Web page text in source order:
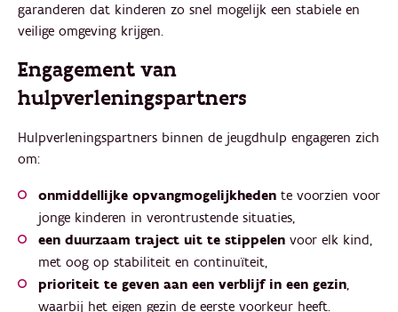
garanderen dat kinderen zo snel mogelijk een stabiele en
veilige omgeving krijgen.
Engagement van
hulpverleningspartners
Hulpverleningspartners binnen de jeugdhulp engageren zich
om:
onmiddellijke opvangmogelijkheden te voorzien voor
jonge kinderen in verontrustende situaties,
een duurzaam traject uit te stippelen voor elk kind,
met oog op stabiliteit en continuïteit,
prioriteit te geven aan een verblijf in een gezin,
waarbij het eigen gezin de eerste voorkeur heeft.